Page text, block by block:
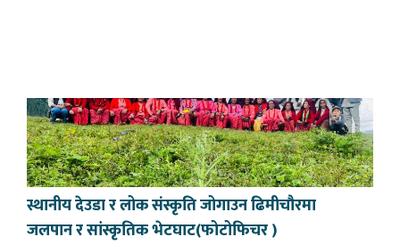
स्थानीय देउडा र लोक संस्कृति जोगाउन ढिमीचौरमा
जलपान र सांस्कृतिक भेटघाट(फोटोफिचर )